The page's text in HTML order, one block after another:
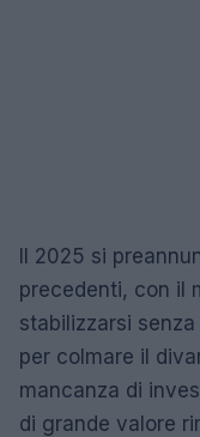
Il 2025 si
precedenti, con il
stabilizzarsi
per colmare il
mancanza di
di grande valore